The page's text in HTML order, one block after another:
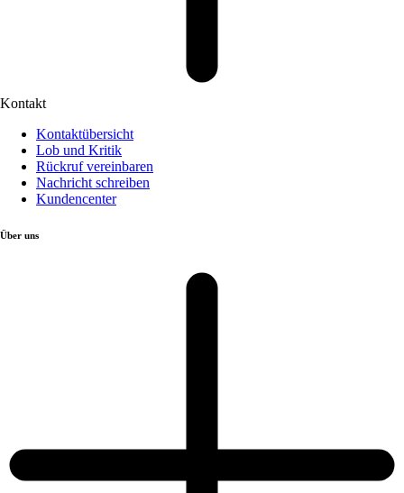
Kontakt
Kontaktübersicht
Lob und Kritik
Rückruf vereinbaren
Nachricht schreiben
Kundencenter
Über uns